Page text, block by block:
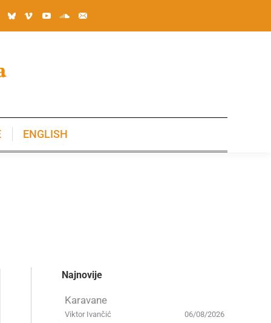
ENGLISH
Najnovije
Karavane
06/08/2026
Viktor Ivančić
ENGLISH